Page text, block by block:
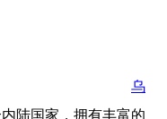
乌
陆国家，拥有丰富的